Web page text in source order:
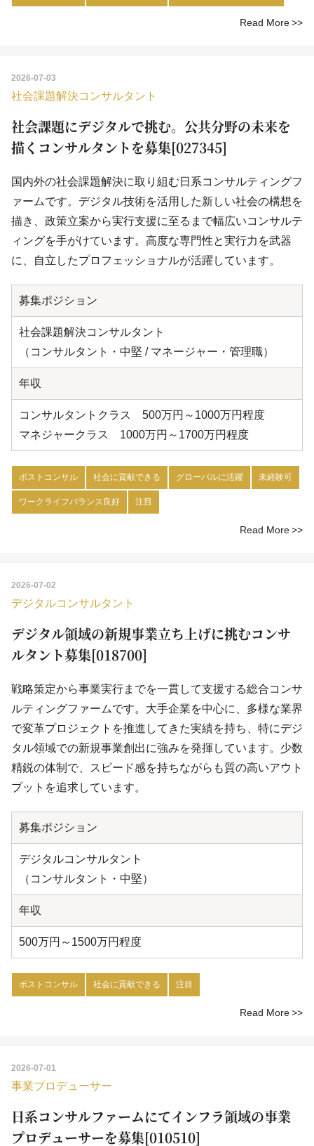
Read More
2026-07-03
社会課題解決コンサルタント
社会課題にデジタルで挑む。公共分野の未来を
描くコンサルタントを募集[027345]
国内外の社会課題解決に取り組む日系コンサルティングフ
ァームです。デジタル技術を活用した新しい社会の構想を
描き、政策立案から実行支援に至るまで幅広いコンサルテ
ィングを手がけています。高度な専門性と実行力を武器
に、自立したプロフェッショナルが活躍しています。
募集ポジション
社会課題解決コンサルタント
（コンサルタント・中堅 / マネージャー・管理職）
年収
コンサルタントクラス 500万円～1000万円程度
マネジャークラス 1000万円～1700万円程度
ポストコンサル 社会に貢献できる グローバルに活躍 未経験可
ワークライフバランス良好 注目
Read More
2026-07-02
デジタルコンサルタント
デジタル領域の新規事業立ち上げに挑むコンサ
ルタント募集[018700]
戦略策定から事業実行までを一貫して支援する総合コンサ
ルティングファームです。大手企業を中心に、多様な業界
で変革プロジェクトを推進してきた実績を持ち、特にデジ
タル領域での新規事業創出に強みを発揮しています。少数
精鋭の体制で、スピード感を持ちながらも質の高いアウト
プットを追求しています。
募集ポジション
デジタルコンサルタント
（コンサルタント・中堅）
年収
500万円～1500万円程度
ポストコンサル 社会に貢献できる 注目
Read More
2026-07-01
事業プロデューサー
日系コンサルファームにてインフラ領域の事業
プロデューサーを募集[010510]